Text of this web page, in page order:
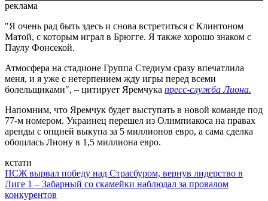
реклама
"Я очень рад быть здесь и снова встретиться с Клинтоном
Матой, с которым играл в Брюгге. Я также хорошо знаком с
Паулу Фонсекой.
Атмосфера на стадионе Группа Стедиум сразу впечатлила
меня, и я уже с нетерпением жду игры перед всеми
болельщиками", – цитирует Яремчука пресс-служба Лиона.
Напомним, что Яремчук будет выступать в новой команде под
77-м номером. Украинец перешел из Олимпиакоса на правах
аренды с опцией выкупа за 5 миллионов евро, а сама сделка
обошлась Лиону в 1,5 миллиона евро.
кстати
ПСЖ вырвал победу над Страсбуром, вернув лидерство в
Лиге 1 – Забарный со скамейки наблюдал за провалом
конкурентов